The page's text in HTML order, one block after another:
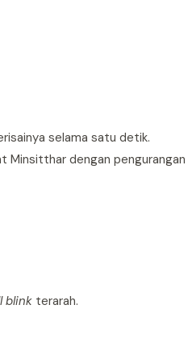
selama satu detik.
Minsitthar dengan pengurangan
blink terarah.